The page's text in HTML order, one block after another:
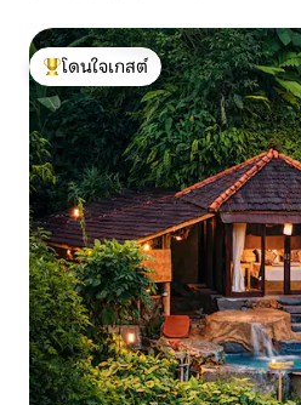
โดนใจเกสต์ที่สุด
โดนใจเกสต์